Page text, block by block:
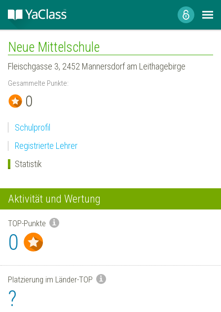
Neue Mittelschule
Fleischgasse 3, 2452 Mannersdorf am Leithagebirge
Gesammelte Punkte:
0
Schulprofil
Registrierte Lehrer
Statistik
Aktivität und Wertung
TOP-Punkte
0
Platzierung im Länder-TOP
?